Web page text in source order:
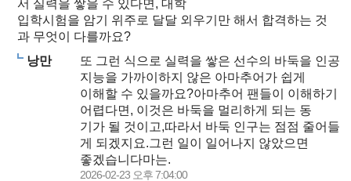
서 실력을 쌓을 수 있다면, 대학
입학시험을 암기 위주로 달달 외우기만 해서 합격하는 것
과 무엇이 다를까요?
낭만
또 그런 식으로 실력을 쌓은 선수의 바둑을 인공
지능을 가까이하지 않은 아마추어가 쉽게
이해할 수 있을까요?아마추어 팬들이 이해하기
어렵다면, 이것은 바둑을 멀리하게 되는 동
기가 될 것이고,따라서 바둑 인구는 점점 줄어들
게 되겠지요.그런 일이 일어나지 않았으면
좋겠습니다마는.
2026-02-23 오후 7:04:00